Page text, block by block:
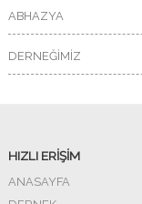
ABHAZYA
DERNEĞİMİZ
HIZLI ERİŞİM
ANASAYFA